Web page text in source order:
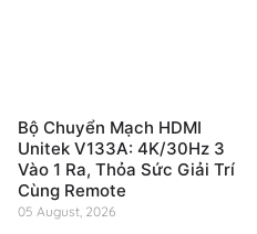
Bộ Chuyển Mạch HDMI
Unitek V133A: 4K/30Hz 3
Vào 1 Ra, Thỏa Sức Giải Trí
Cùng Remote
05 August, 2026